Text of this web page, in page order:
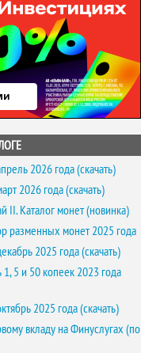
2026 года (скачать)
2026 года (скачать)
II. Каталог монет (новинка)
разменных монет 2025 года
2025 года (скачать)
5 и 50 копеек 2023 года
2025 года (скачать)
вкладу на Финуслугах (по